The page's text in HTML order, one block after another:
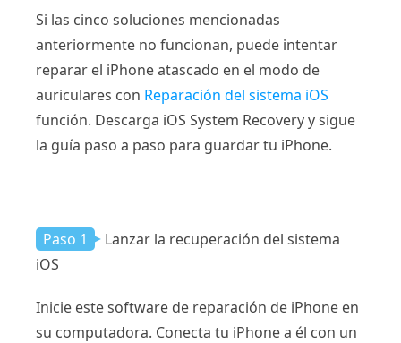
Si las cinco soluciones mencionadas
anteriormente no funcionan, puede intentar
reparar el iPhone atascado en el modo de
auriculares con Reparación del sistema iOS
función. Descarga iOS System Recovery y sigue
la guía paso a paso para guardar tu iPhone.
Paso 1
Lanzar la recuperación del sistema
iOS
Inicie este software de reparación de iPhone en
su computadora. Conecta tu iPhone a él con un